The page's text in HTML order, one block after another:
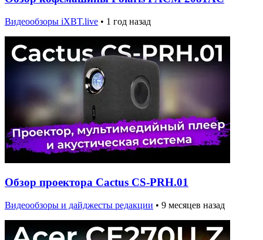
Видеообзоры iXBT.live • 1 год назад
Обзор проектора Cactus CS-PRH.01
Видеообзоры и дайджесты редакции • 9 месяцев назад